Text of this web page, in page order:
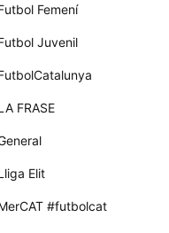
Femení
Juvenil
FRASE
Elit
#futbolcat